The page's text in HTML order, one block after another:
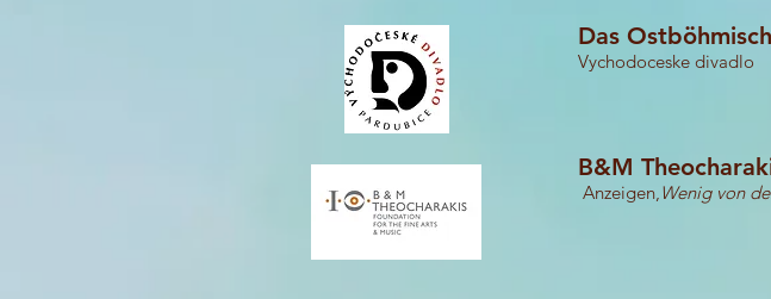
Das
Vychodoceske divadlo
B&M
Anzeigen,Wenig von